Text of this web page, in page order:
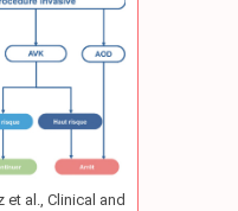
al., Clinical and